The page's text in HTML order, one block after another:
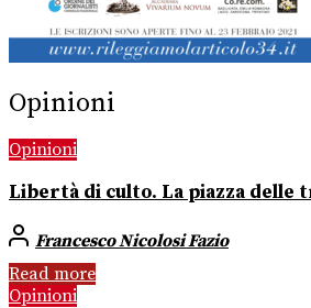
Opinioni
Opinioni
Libertà di culto. La piazza delle
Francesco Nicolosi Fazio
Read more
Opinioni